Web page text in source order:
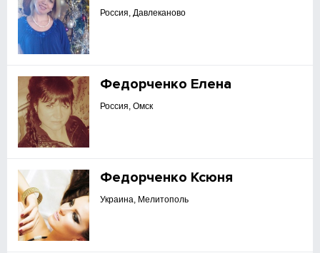
Россия, Давлеканово
Федорченко Елена
Россия, Омск
Федорченко Ксюня
Украина, Мелитополь